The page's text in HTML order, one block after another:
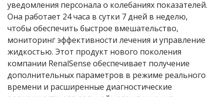
уведомления персонала о колебаниях показателей.
Она работает 24 часа в сутки 7 дней в неделю,
чтобы обеспечить быстрое вмешательство,
мониторинг эффективности лечения и управление
жидкостью. Этот продукт нового поколения
компании RenalSense обеспечивает получение
дополнительных параметров в режиме реального
времени и расширенные диагностические